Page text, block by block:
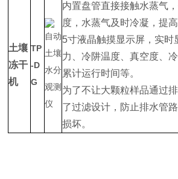
土壤
冻干
机
TP
-D
G
内置盘管直接接触水蒸气
度，水蒸气及时冷凝，提高
5寸液晶触摸显示屏，实时
力、冷阱温度、真空度、
累计运行时间等。
为了不让大颗粒样品通过
了过滤设计，防止排水管
损坏。